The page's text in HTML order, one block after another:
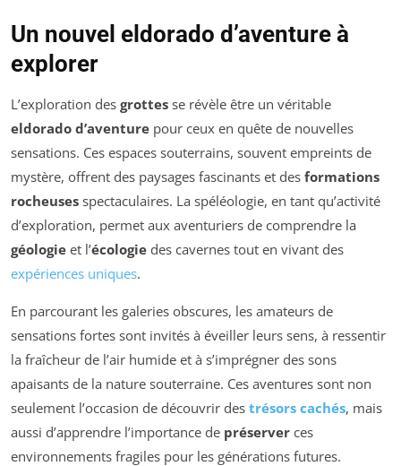
Un nouvel eldorado d’aventure à
explorer
L’exploration des grottes se révèle être un véritable
eldorado d’aventure pour ceux en quête de nouvelles
sensations. Ces espaces souterrains, souvent empreints de
mystère, offrent des paysages fascinants et des formations
rocheuses spectaculaires. La spéléologie, en tant qu’activité
d’exploration, permet aux aventuriers de comprendre la
géologie et l’écologie des cavernes tout en vivant des
expériences uniques.
En parcourant les galeries obscures, les amateurs de
sensations fortes sont invités à éveiller leurs sens, à ressentir
la fraîcheur de l’air humide et à s’imprégner des sons
apaisants de la nature souterraine. Ces aventures sont non
seulement l’occasion de découvrir des trésors cachés, mais
aussi d’apprendre l’importance de préserver ces
environnements fragiles pour les générations futures.